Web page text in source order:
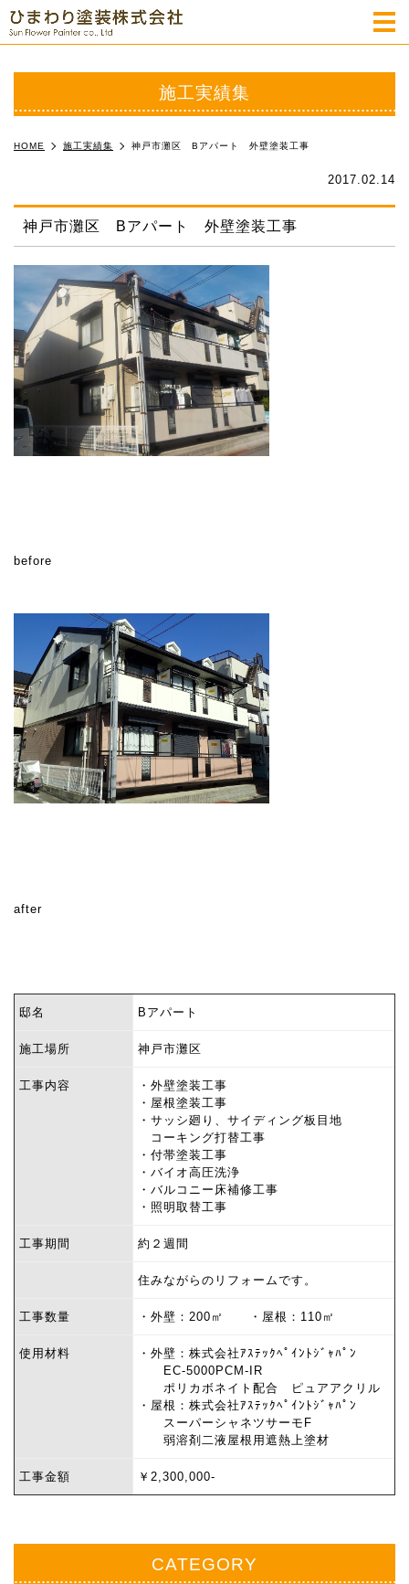
施工実績集
HOME 施工実績集 神戸市灘区 Bアパート 外壁塗装工事
2017.02.14
神戸市灘区 Bアパート 外壁塗装工事
before
after
邸名 Bアパート
施工場所 神戸市灘区
工事内容
・外壁塗装工事
・屋根塗装工事
・サッシ廻り、サイディング板目地
コーキング打替工事
・付帯塗装工事
・バイオ高圧洗浄
・バルコニー床補修工事
・照明取替工事
工事期間 約２週間
住みながらのリフォームです。
工事数量 ・外壁：200㎡ ・屋根：110㎡
使用材料
・外壁：株式会社ｱｽﾃｯｸﾍﾟｲﾝﾄｼﾞｬﾊﾟﾝ
EC-5000PCM-IR
ポリカボネイト配合 ピュアアクリル
・屋根：株式会社ｱｽﾃｯｸﾍﾟｲﾝﾄｼﾞｬﾊﾟﾝ
スーパーシャネツサーモF
弱溶剤二液屋根用遮熱上塗材
工事金額 ￥2,300,000-
CATEGORY